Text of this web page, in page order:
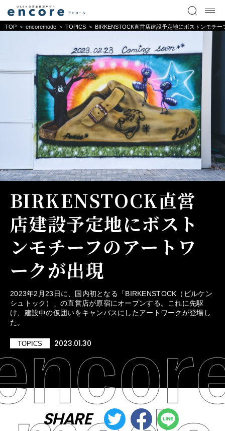
TOP encoremode TOPICS BIRKENSTOCK直営店建設予定地にボストンモチー
BIRKENSTOCK直営
店建設予定地にボスト
ンモチーフのアートワ
ークが出現
2023年2月23日に、国内初となる「BIRKENSTOCK（ビルケン
シュトック）」の直営店が原宿にオープンする。これに先駆
け、建設中の仮囲いをキャンバスにしたアートワークが登場し
た。
TOPICS 2023.01.30
SHARE